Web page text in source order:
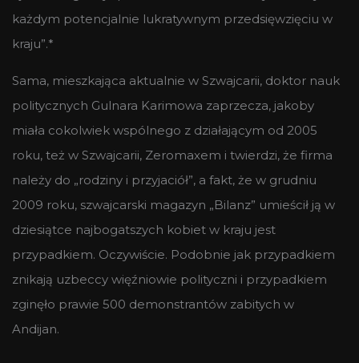
każdym potencjalnie lukratywnym przedsięwzięciu w
kraju”.*
Sama, mieszkająca aktualnie w Szwajcarii, doktor nauk
politycznych Gulnara Karimowa zaprzecza, jakoby
miała cokolwiek wspólnego z działającym od 2005
roku, też w Szwajcarii, Zeromaxem i twierdzi, że firma
należy do „rodziny i przyjaciół”, a fakt, że w grudniu
2009 roku, szwajcarski magazyn „Bilanz” umieścił ją w
dziesiątce najbogatszych kobiet w kraju jest
przypadkiem. Oczywiście. Podobnie jak przypadkiem
znikają uzbeccy więźniowie polityczni i przypadkiem
zginęło prawie 500 demonstrantów zabitych w
Andijan.